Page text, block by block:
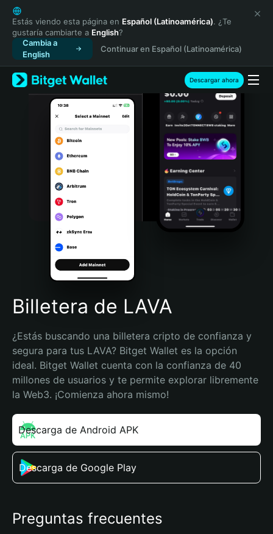
English
日本語
Tiếng Việt
Русский
Español (Latinoamérica)
Türkçe
Italiano
Português (Portugal)
Bahasa Indonesia
Português (Brasil)
Español (Argentina)
Estás viendo esta página en Español (Latinoamérica). ¿Te
gustaría cambiarte a English?
Cambia a
English
Continuar en Español (Latinoamérica)
Descargar ahora
Billetera de LAVA
¿Estás buscando una billetera cripto de confianza y
segura para tus LAVA? Bitget Wallet es la opción
ideal. Bitget Wallet cuenta con la confianza de 40
millones de usuarios y te permite explorar libremente
la Web3. ¡Comienza ahora mismo!
Descarga de Android APK
Descarga de Google Play
Preguntas frecuentes